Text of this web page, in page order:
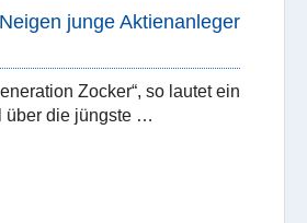
junge Aktienanleger
Zocker“, so lautet ein
über die jüngste …